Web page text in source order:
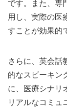
です。また、専
用し、実際の医
すことが効果的
さらに、英会話
的なスピーキン
に、医療シナリ
リアルなコミュ